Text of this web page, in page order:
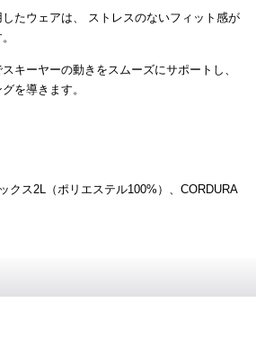
たウェアは、 ストレスのないフィット感が
キーヤーの動きをスムーズにサポートし、
を導きます。
クス2L（ポリエステル100%）、CORDURA